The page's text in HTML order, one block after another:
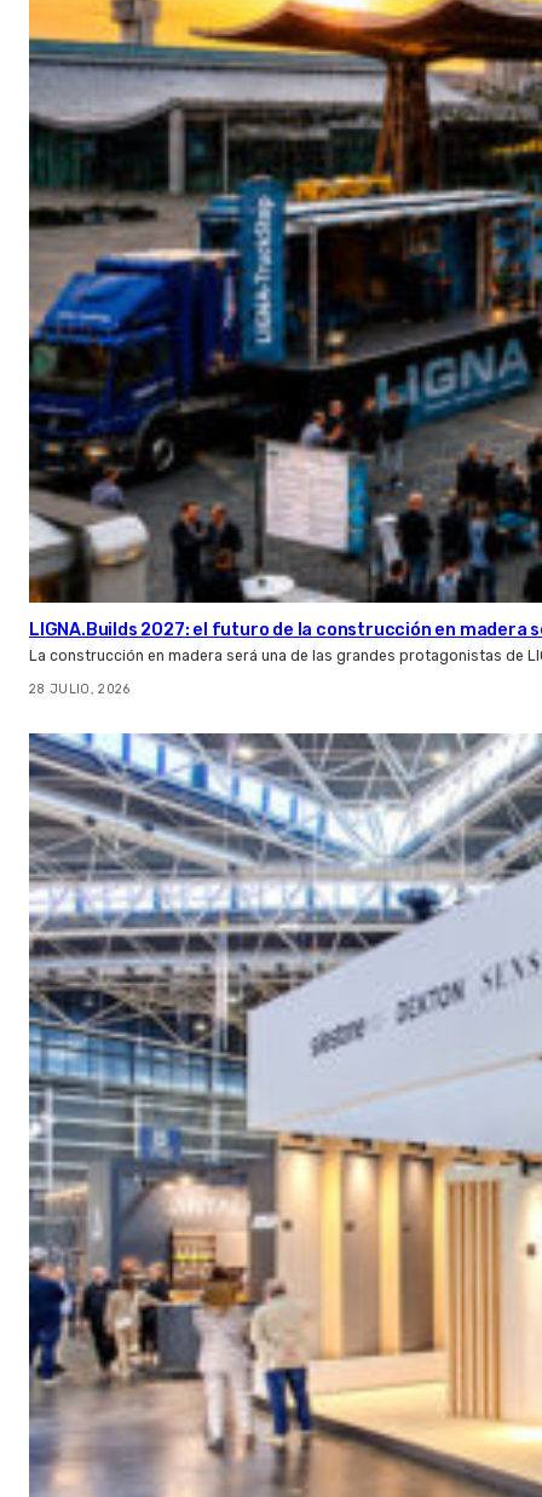
LIGNA.Builds 2027: el futuro de la construcción en madera
La construcción en madera será una de las grandes protagonistas de
28 JULIO, 2026